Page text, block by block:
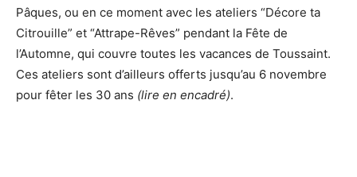
Pâques, ou en ce moment avec les ateliers “Décore ta
Citrouille” et “Attrape-Rêves” pendant la Fête de
l’Automne, qui couvre toutes les vacances de Toussaint.
Ces ateliers sont d’ailleurs offerts jusqu’au 6 novembre
pour fêter les 30 ans (lire en encadré).